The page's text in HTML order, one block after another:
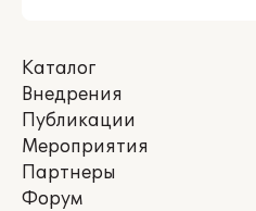
Каталог
Внедрения
Публикации
Мероприятия
Партнеры
Форум